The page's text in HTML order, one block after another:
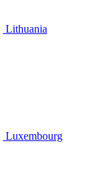
Lithuania
Luxembourg